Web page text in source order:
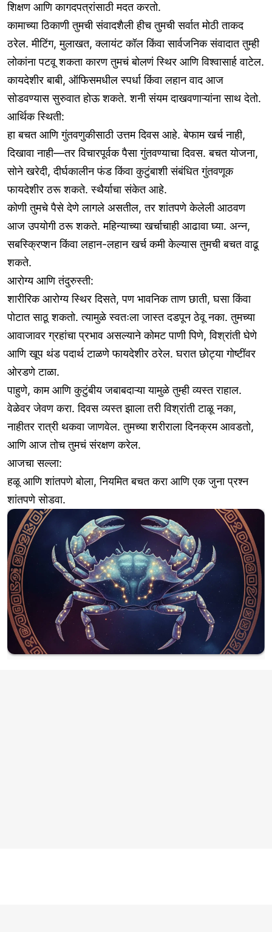
शिक्षण आणि कागदपत्रांसाठी मदत करतो.
कामाच्या ठिकाणी तुमची संवादशैली हीच तुमची सर्वात मोठी ताकद
ठरेल. मीटिंग, मुलाखत, क्लायंट कॉल किंवा सार्वजनिक संवादात तुम्ही
लोकांना पटवू शकता कारण तुमचं बोलणं स्थिर आणि विश्वासार्ह वाटेल.
कायदेशीर बाबी, ऑफिसमधील स्पर्धा किंवा लहान वाद आज
सोडवण्यास सुरुवात होऊ शकते. शनी संयम दाखवणाऱ्यांना साथ देतो.
आर्थिक स्थिती:
हा बचत आणि गुंतवणुकीसाठी उत्तम दिवस आहे. बेफाम खर्च नाही,
दिखावा नाही—तर विचारपूर्वक पैसा गुंतवण्याचा दिवस. बचत योजना,
सोने खरेदी, दीर्घकालीन फंड किंवा कुटुंबाशी संबंधित गुंतवणूक
फायदेशीर ठरू शकते. स्थैर्याचा संकेत आहे.
कोणी तुमचे पैसे देणे लागले असतील, तर शांतपणे केलेली आठवण
आज उपयोगी ठरू शकते. महिन्याच्या खर्चाचाही आढावा घ्या. अन्न,
सबस्क्रिप्शन किंवा लहान-लहान खर्च कमी केल्यास तुमची बचत वाढू
शकते.
आरोग्य आणि तंदुरुस्ती:
शारीरिक आरोग्य स्थिर दिसते, पण भावनिक ताण छाती, घसा किंवा
पोटात साठू शकतो. त्यामुळे स्वतःला जास्त दडपून ठेवू नका. तुमच्या
आवाजावर ग्रहांचा प्रभाव असल्याने कोमट पाणी पिणे, विश्रांती घेणे
आणि खूप थंड पदार्थ टाळणे फायदेशीर ठरेल. घरात छोट्या गोष्टींवर
ओरडणे टाळा.
पाहुणे, काम आणि कुटुंबीय जबाबदाऱ्या यामुळे तुम्ही व्यस्त राहाल.
वेळेवर जेवण करा. दिवस व्यस्त झाला तरी विश्रांती टाळू नका,
नाहीतर रात्री थकवा जाणवेल. तुमच्या शरीराला दिनक्रम आवडतो,
आणि आज तोच तुमचं संरक्षण करेल.
आजचा सल्ला:
हळू आणि शांतपणे बोला, नियमित बचत करा आणि एक जुना प्रश्न
शांतपणे सोडवा.